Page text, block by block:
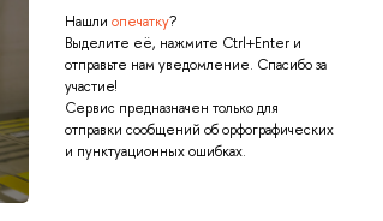
Нашли опечатку?
Выделите её, нажмите Ctrl+Enter и
отправьте нам уведомление. Спасибо за
участие!
Сервис предназначен только для
отправки сообщений об орфографических
и пунктуационных ошибках.